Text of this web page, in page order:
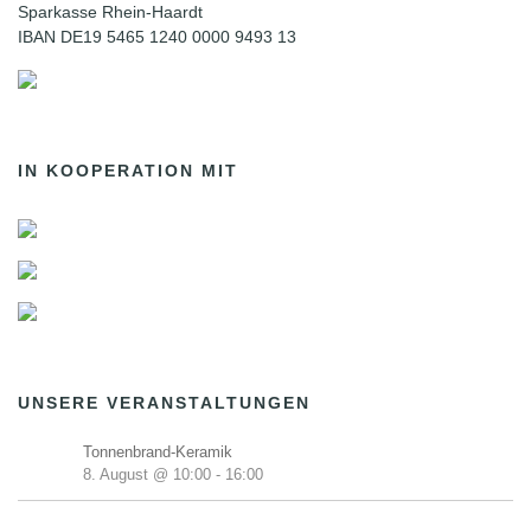
Sparkasse Rhein-Haardt
IBAN DE19 5465 1240 0000 9493 13
IN KOOPERATION MIT
UNSERE VERANSTALTUNGEN
Tonnenbrand-Keramik
8. August @ 10:00 - 16:00